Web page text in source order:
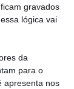
gravados
lógica vai
da
para o
apresenta nos